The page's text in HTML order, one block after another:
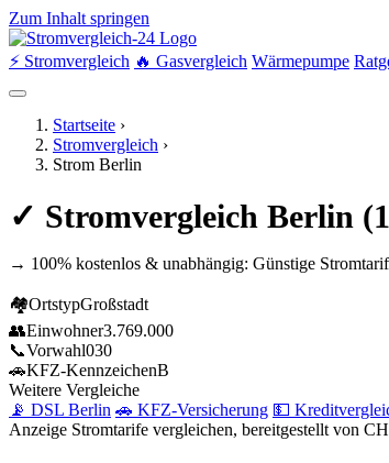
Zum Inhalt springen
⚡ Stromvergleich 🔥 Gasvergleich Wärmepumpe
Startseite ›
Stromvergleich ›
Strom Berlin
✓ Stromvergleich Berlin
→ 100% kostenlos & unabhängig: Günstige
🏘OrtstypGroßstadt
👥Einwohner3.769.000
📞Vorwahl030
🚗KFZ-KennzeichenB
Weitere Vergleiche
📡 DSL Berlin 🚗 KFZ-Versicherung 💵
Anzeige Stromtarife vergleichen, bereitgestellt von